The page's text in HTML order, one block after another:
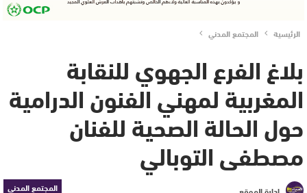
الرئيسية المجتمع المدني
بلاغ الفرع الجهوي للنقابة
المغربية لمهني الفنون الدرامية
حول الحالة الصحية للفنان
مصطفى التوبالي
المجتمع المدني